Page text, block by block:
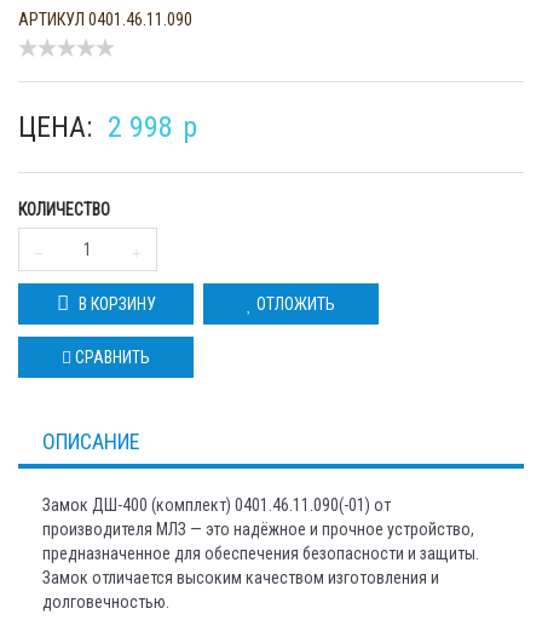
АРТИКУЛ 0401.46.11.090
ЦЕНА: 2 998 p
КОЛИЧЕСТВО
В КОРЗИНУ ОТЛОЖИТЬ
СРАВНИТЬ
ОПИСАНИЕ
Замок ДШ-400 (комплект) 0401.46.11.090(-01) от
производителя МЛЗ — это надёжное и прочное устройство,
предназначенное для обеспечения безопасности и защиты.
Замок отличается высоким качеством изготовления и
долговечностью.